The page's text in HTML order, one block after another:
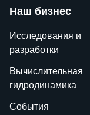
Наш бизнес
Исследования и
разработки
Вычислительная
гидродинамика
События